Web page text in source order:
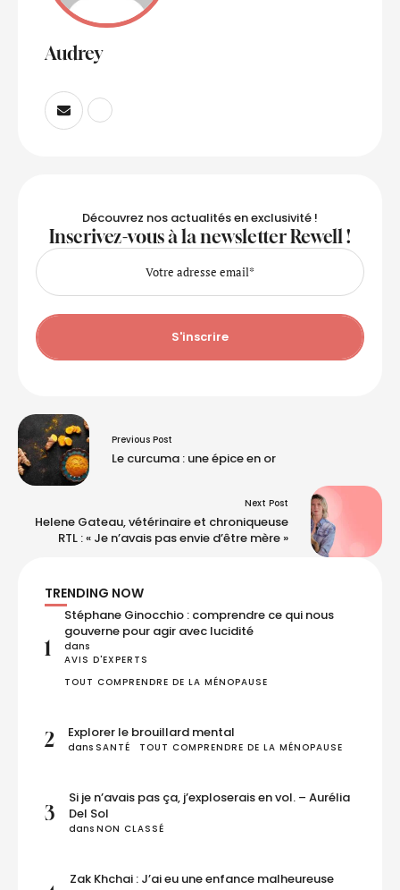
Audrey
Découvrez nos actualités en exclusivité !
Inscrivez-vous à la newsletter Rewell !
S'inscrire
Previous Post
Le curcuma : une épice en or
Next Post
Helene Gateau, vétérinaire et chroniqueuse
RTL : « Je n’avais pas envie d’être mère »
TRENDING NOW
1
Stéphane Ginocchio : comprendre ce qui nous
gouverne pour agir avec lucidité
dans
AVIS D'EXPERTS
TOUT COMPRENDRE DE LA MÉNOPAUSE
2 Explorer le brouillard mental
dans SANTÉ TOUT COMPRENDRE DE LA MÉNOPAUSE
3
Si je n’avais pas ça, j’exploserais en vol. – Aurélia
Del Sol
dans NON CLASSÉ
Zak Khchai : J’ai eu une enfance malheureuse